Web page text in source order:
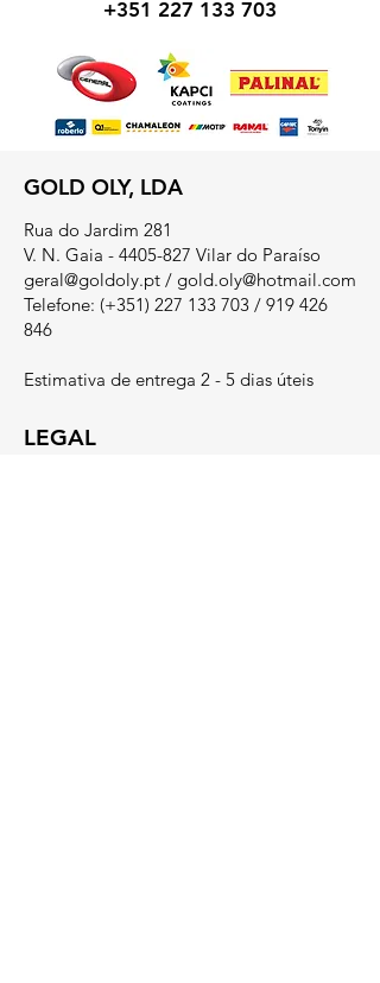
+351 227 133 703
GOLD OLY, LDA
Rua do Jardim 281
V. N. Gaia - 4405-827 Vilar do Paraíso
geral@goldoly.pt / gold.oly@hotmail.com
Telefone: (+351) 227 133 703 / 919 426
846
Estimativa de entrega 2 - 5 dias úteis
LEGAL